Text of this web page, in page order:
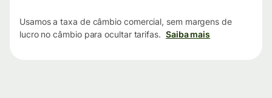
Usamos a taxa de câmbio comercial, sem margens de
lucro no câmbio para ocultar tarifas. Saiba mais